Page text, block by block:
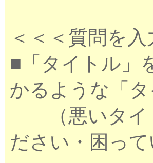
＜＜＜質問を
■「タイトル」
かるような「
（悪いタイ
ださい・困って